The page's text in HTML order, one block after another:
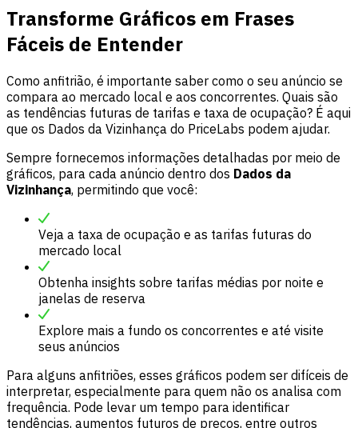
Transforme Gráficos em Frases
Fáceis de Entender
Como anfitrião, é importante saber como o seu anúncio se
compara ao mercado local e aos concorrentes. Quais são
as tendências futuras de tarifas e taxa de ocupação? É aqui
que os Dados da Vizinhança do PriceLabs podem ajudar.
Sempre fornecemos informações detalhadas por meio de
gráficos, para cada anúncio dentro dos Dados da
Vizinhança, permitindo que você:
Veja a taxa de ocupação e as tarifas futuras do
mercado local
Obtenha insights sobre tarifas médias por noite e
janelas de reserva
Explore mais a fundo os concorrentes e até visite
seus anúncios
Para alguns anfitriões, esses gráficos podem ser difíceis de
interpretar, especialmente para quem não os analisa com
frequência. Pode levar um tempo para identificar
tendências, aumentos futuros de preços, entre outros